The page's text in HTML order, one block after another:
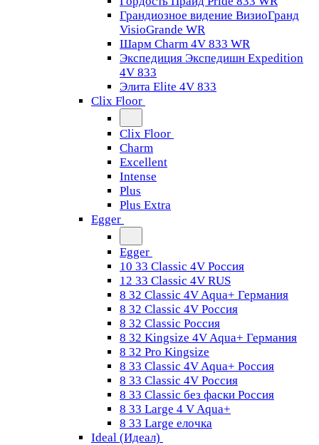
Грандиозное видение ВизиоГранд
VisioGrande WR
Шарм Charm 4V 833 WR
Экспедиция Экспедишн Expedition
4V 833
Элита Elite 4V 833
Clix Floor
Clix Floor
Charm
Excellent
Intense
Plus
Plus Extra
Egger
Egger
10 33 Classic 4V Россия
12 33 Classic 4V RUS
8 32 Classic 4V Aqua+ Германия
8 32 Classic 4V Россия
8 32 Classic Россия
8 32 Kingsize 4V Aqua+ Германия
8 32 Pro Kingsize
8 33 Classic 4V Aqua+ Россия
8 33 Classic 4V Россия
8 33 Classic без фаски Россия
8 33 Large 4 V Aqua+
8 33 Large елочка
Ideal (Идеал)